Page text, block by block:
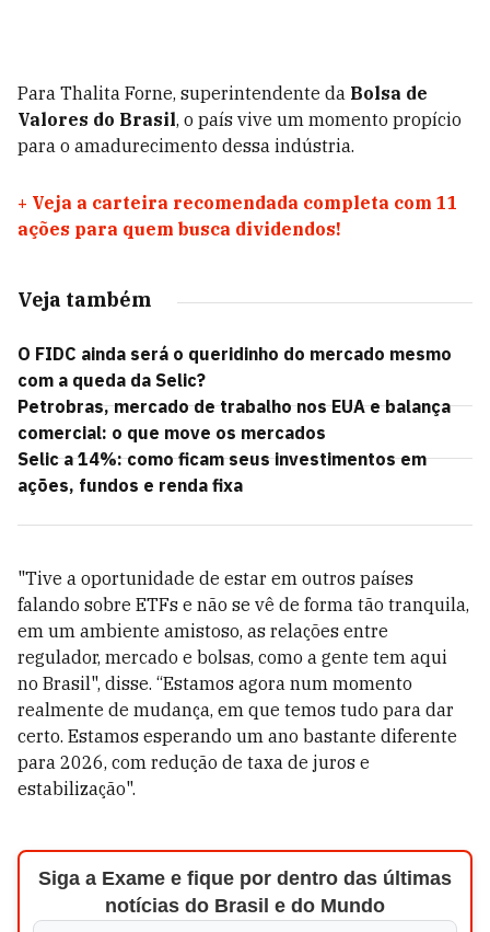
Para Thalita Forne, superintendente da Bolsa de
Valores do Brasil, o país vive um momento propício
para o amadurecimento dessa indústria.
+ Veja a carteira recomendada completa com 11
ações para quem busca dividendos!
Veja também
O FIDC ainda será o queridinho do mercado mesmo
com a queda da Selic?
Petrobras, mercado de trabalho nos EUA e balança
comercial: o que move os mercados
Selic a 14%: como ficam seus investimentos em
ações, fundos e renda fixa
"Tive a oportunidade de estar em outros países
falando sobre ETFs e não se vê de forma tão tranquila,
em um ambiente amistoso, as relações entre
regulador, mercado e bolsas, como a gente tem aqui
no Brasil", disse. “Estamos agora num momento
realmente de mudança, em que temos tudo para dar
certo. Estamos esperando um ano bastante diferente
para 2026, com redução de taxa de juros e
estabilização".
Siga a Exame e fique por dentro das últimas
notícias do Brasil e do Mundo